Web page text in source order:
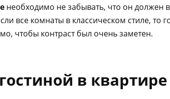
необходимо не забывать, что он должен
все комнаты в классическом стиле, то
чтобы контраст был очень заметен.
в